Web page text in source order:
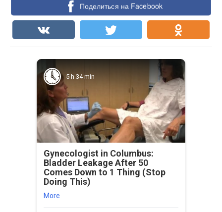
Поделиться на Facebook
5 h 34 min
Gynecologist in Columbus:
Bladder Leakage After 50
Comes Down to 1 Thing (Stop
Doing This)
More